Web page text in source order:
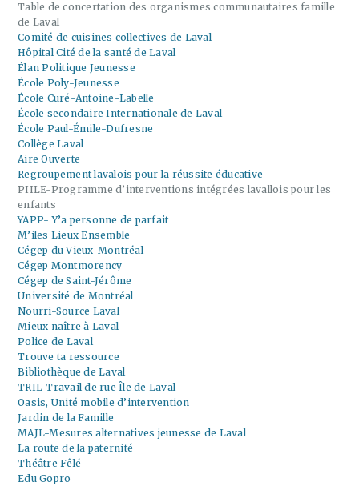
Table de concertation des organismes communautaires famille
de Laval
Comité de cuisines collectives de Laval
Hôpital Cité de la santé de Laval
Élan Politique Jeunesse
École Poly-Jeunesse
École Curé-Antoine-Labelle
École secondaire Internationale de Laval
École Paul-Émile-Dufresne
Collège Laval
Aire Ouverte
Regroupement lavalois pour la réussite éducative
PIILE-Programme d’interventions intégrées lavallois pour les
enfants
YAPP- Y’a personne de parfait
M’iles Lieux Ensemble
Cégep du Vieux-Montréal
Cégep Montmorency
Cégep de Saint-Jérôme
Université de Montréal
Nourri-Source Laval
Mieux naître à Laval
Police de Laval
Trouve ta ressource
Bibliothèque de Laval
TRIL-Travail de rue Île de Laval
Oasis, Unité mobile d’intervention
Jardin de la Famille
MAJL-Mesures alternatives jeunesse de Laval
La route de la paternité
Théâtre Fêlé
Edu Gopro